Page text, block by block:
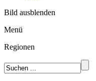
Bild ausblenden
Menü
Regionen